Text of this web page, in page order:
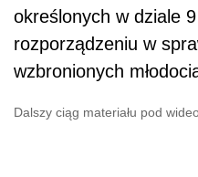
określonych w dziale
rozporządzeniu w
wzbronionych
Dalszy ciąg materiału pod